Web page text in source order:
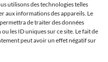
utilisons des technologies telles
aux informations des appareils. Le
de traiter des données
les ID uniques sur ce site. Le fait de
peut avoir un effet négatif sur